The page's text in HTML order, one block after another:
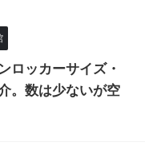
ロッカーサイズ・
。数は少ないが空